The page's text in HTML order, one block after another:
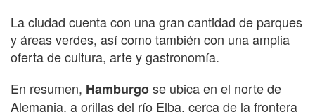
La ciudad cuenta con una gran cantidad de parques
y áreas verdes, así como también con una amplia
oferta de cultura, arte y gastronomía.
En resumen, Hamburgose ubica en el norte de
Alemania, a orillas del río Elba, cerca de la frontera